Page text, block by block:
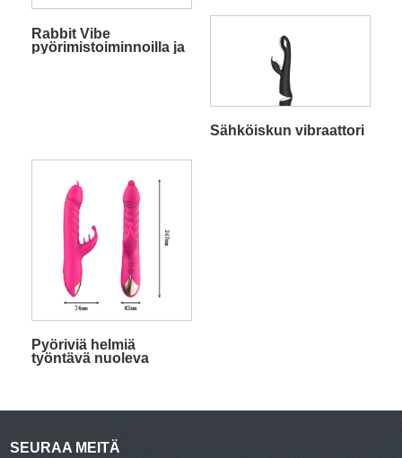
Rabbit Vibe
pyörimistoiminnoilla ja
Sähköiskun vibraattori
Pyöriviä helmiä
työntävä nuoleva
SEURAA MEITÄ